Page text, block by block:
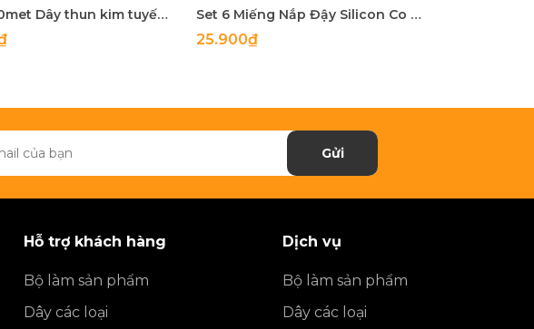
bó lớn 150met Dây thun kim tuyến co giản size 1.2mm -1,5mm Set 6 Miếng Nắp Đậy Silicon Co Giãn - Bọc Chén, Bát, Thực Phẩm Cần Bảo Quản
25.900₫
Gửi
Hỗ trợ khách hàng
Bộ làm sản phẩm
Dây các loại
Dịch vụ
Bộ làm sản phẩm
Dây các loại